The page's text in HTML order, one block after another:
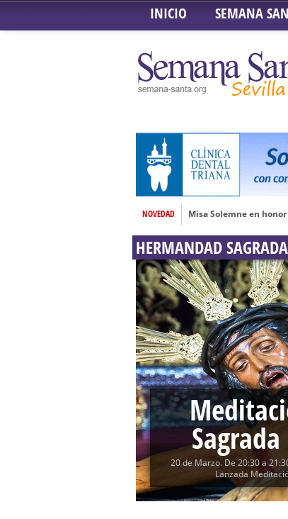
INICIO SEMANA
NOVEDAD
Misa Solemne en
Solemne Triduo a la
Función de la
Besamanos al Señor
Solemne y devoto
Función Principal de
Besapié y Besamano
Gitanos: Besamanos
Besamanos del Señor
Solemne y devoto
HERMANDAD
20 de Marzo. De 20:30 a
Lanzada